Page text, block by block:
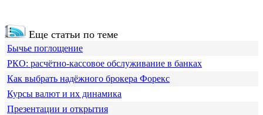
Еще статьи по теме
Бычье поглощение
РКО: расчётно-кассовое обслуживание в банках
Как выбрать надёжного брокера Форекс
Курсы валют и их динамика
Презентации и открытия